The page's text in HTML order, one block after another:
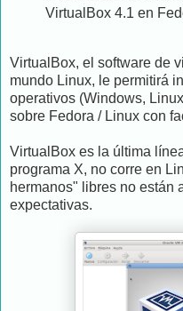
VirtualBox 4.1 en
VirtualBox, el software de
mundo Linux, le permitirá
operativos (Windows,
sobre Fedora / Linux con
VirtualBox es la última
programa X, no corre en
hermanos" libres no están
expectativas.